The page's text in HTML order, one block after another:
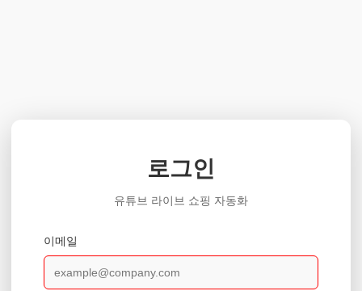
로그인
유튜브 라이브 쇼핑 자동화
이메일